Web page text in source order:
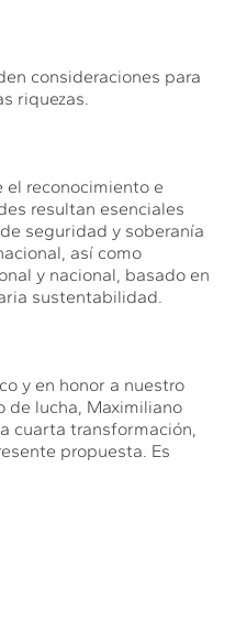
consideraciones para
riquezas.
reconocimiento e
resultan esenciales
seguridad y soberanía
así como
y nacional, basado en
sustentabilidad.
y en honor a nuestro
de lucha, Maximiliano
cuarta transformación,
propuesta. Es